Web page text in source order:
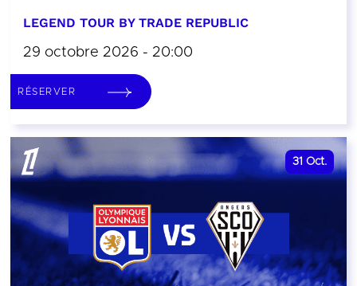
LEGEND TOUR BY TRADE REPUBLIC
29 octobre 2026 - 20:00
RÉSERVER
31 Oct.